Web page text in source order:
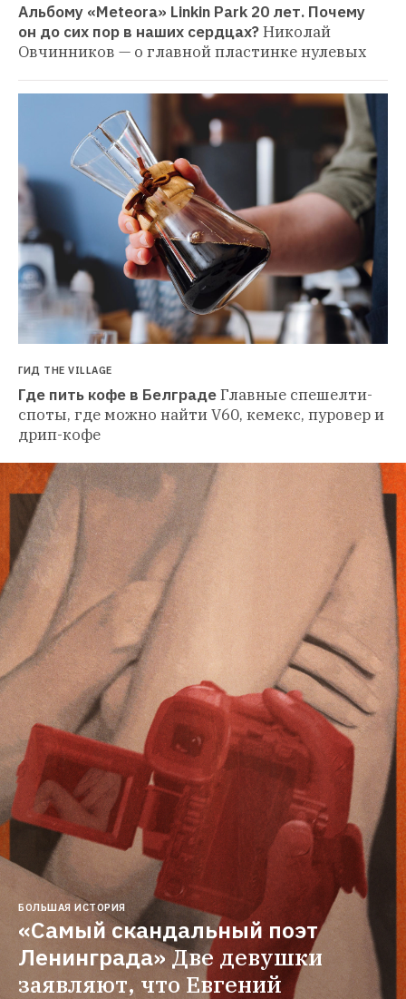
Альбому «Meteora» Linkin Park 20 лет. Почему
он до сих пор в наших сердцах?Николай
Овчинников — о главной пластинке нулевых
ГИД THE VILLAGE
Где пить кофе в БелградеГлавные спешелти-
споты, где можно найти V60, кемекс, пуровер и
дрип-кофе
БОЛЬШАЯ ИСТОРИЯ
«Самый скандальный поэт
Ленинграда»Две девушки
заявляют, что Евгений